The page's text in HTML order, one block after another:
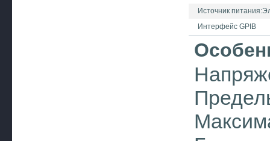
Источник
Интерфейс GPIB